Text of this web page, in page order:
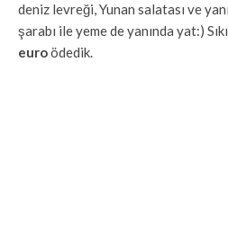
deniz levreği, Yunan salatası ve
şarabı ile yeme de yanında yat:)
euroödedik.